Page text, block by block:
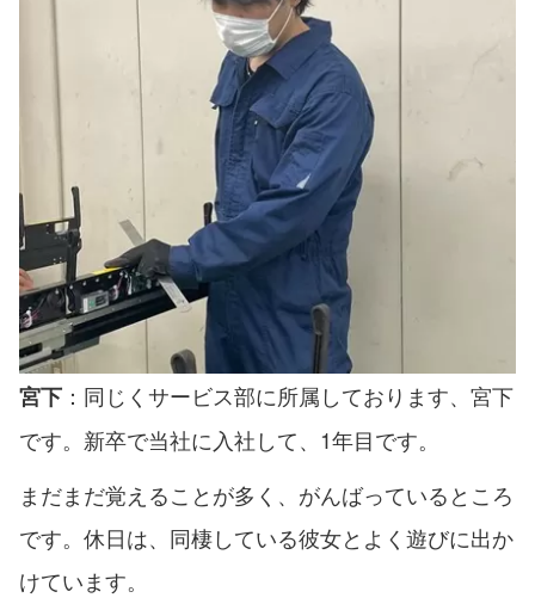
宮下 ：同じくサービス部に所属しております、宮下
です。新卒で当社に入社して、1年目です。
まだまだ覚えることが多く、がんばっているところ
です。休日は、同棲している彼女とよく遊びに出か
けています。